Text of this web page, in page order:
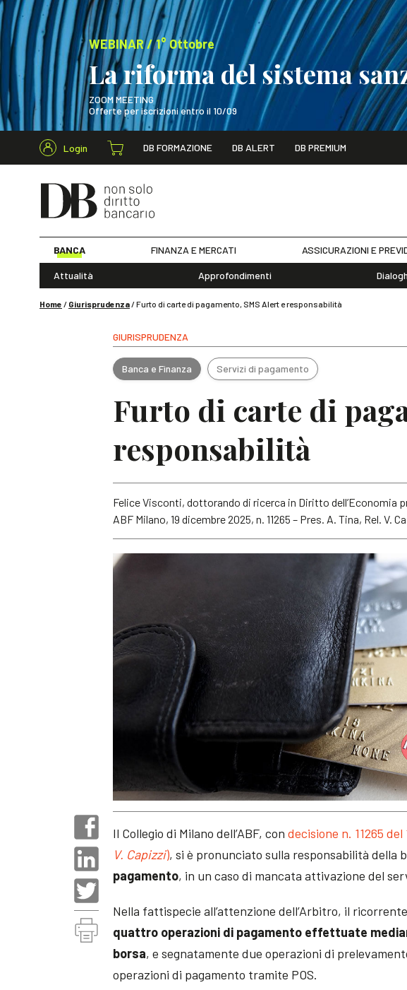
WEBINAR / 1° Ottobre
La riforma del sistema
ZOOM MEETING
Offerte per iscrizioni entro il 10/09
WEBINAR / 1° Ottobre
Login DB FORMAZIONE DB ALERT DB PREMIUM
BANCA FINANZA E MERCATI ASSICURAZIONI E
Attualità Approfondimenti
Home / Giurisprudenza/Furto di carte di pagamento, SMS Alert e responsabilità
GIURISPRUDENZA
Banca e Finanza Servizi di pagamento
Furto di carte di
responsabilità
Felice Visconti,dottorando di ricerca in Diritto dell’Economia
ABF Milano, 19 dicembre 2025, n. 11265 – Pres. A. Tina, Rel. V.
Il Collegio di Milano dell’ABF, condecisione n. 11265
V. Capizzi), si è pronunciato sulla responsabilità della
pagamento, in un caso di mancata attivazione del
Nella fattispecie all’attenzione dell’Arbitro, il
quattro operazioni di pagamento effettuate
borsa, e segnatamente due operazioni di
operazioni di pagamento tramite POS.